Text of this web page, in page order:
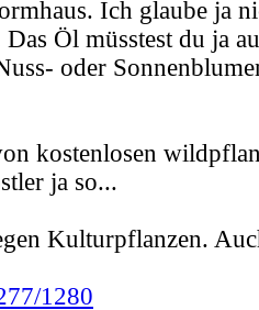
Ich glaube ja
Öl müsstest du ja
oder
kostenlosen
ja so...
Kulturpflanzen.
1280